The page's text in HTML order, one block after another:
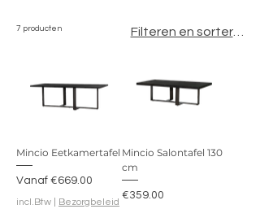
7 producten Filteren en sorteren
Mincio Eetkamertafel
Vanaf €669.00
Verkoopprijs
incl.Btw Bezorgbeleid
Mincio Salontafel 130
cm
Prijs
€359.00